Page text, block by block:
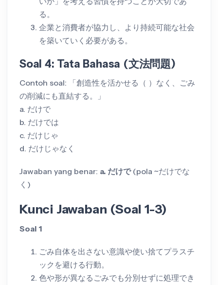
る。
企業と消費者が協力し、より持続可能な社会
を築いていく必要がある。
Soal 4: Tata Bahasa (文法問題)
Contoh soal: 「創造性を活かせる（ ）なく、ごみ
の削減にも直結する。」
a. だけで
b. だけでは
c. だけじゃ
d. だけじゃなく
Jawaban yang benar: a. だけで(pola ~だけでな
く)
Kunci Jawaban (Soal 1-3)
Soal 1
ごみ自体を出さない意識や使い捨てプラスチ
ックを避ける行動。
色や形が異なるごみでも分別せずに処理でき